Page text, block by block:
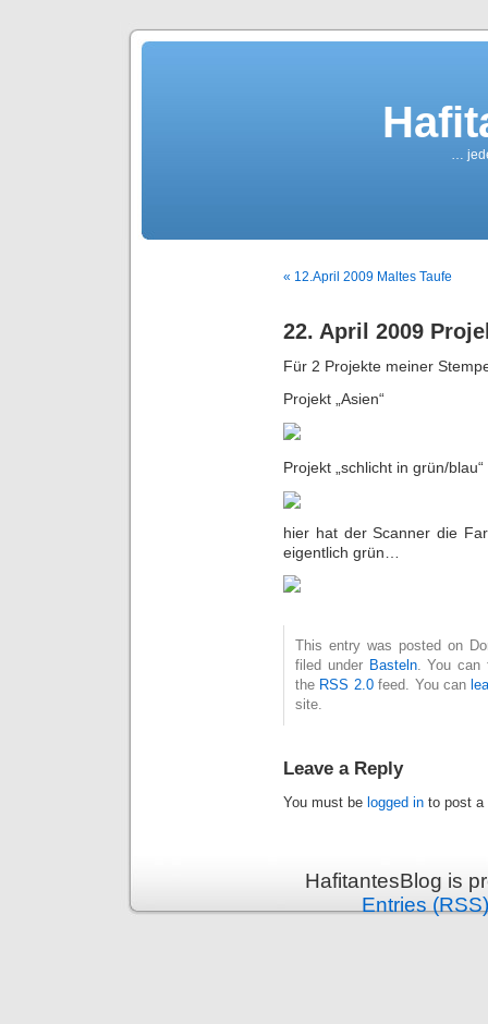
…
« 12.April 2009 Maltes Taufe
22. April 2009
Für 2 Projekte meiner
Projekt „Asien“
Projekt „schlicht in grün/blau“
hier hat der Scanner die
eigentlich grün…
This entry was posted on
filed under Basteln. You can
the RSS 2.0feed. You can
site.
Leave a Reply
You must be logged in to post a
HafitantesBlog is
Entries (RSS)